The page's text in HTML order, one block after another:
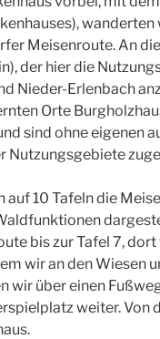
Meisenroute. An
der hier die
Nieder-Erlenbach
Orte
sind ohne eigenen
Nutzungsgebiete
10 Tafeln die
bis zur Tafel 7,
wir an den Wiesen
wir über einen
weiter. Von